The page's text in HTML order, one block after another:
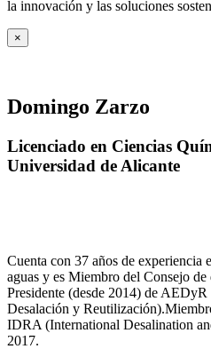
la innovación y las soluciones
×
Domingo Zarzo
Licenciado en Ciencias
Universidad de Alicante
Cuenta con 37 años de experiencia
aguas y es Miembro del Consejo
Presidente (desde 2014) de
Desalación y
IDRA (International Desalination
2017.